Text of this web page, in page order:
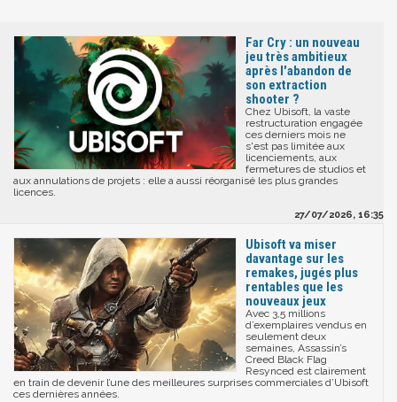
Far Cry : un nouveau
jeu très ambitieux
après l'abandon de
son extraction
shooter ?
Chez Ubisoft, la vaste
restructuration engagée
ces derniers mois ne
s'est pas limitée aux
licenciements, aux
fermetures de studios et
aux annulations de projets : elle a aussi réorganisé les plus grandes
licences.
27/07/2026, 16:35
Ubisoft va miser
davantage sur les
remakes, jugés plus
rentables que les
nouveaux jeux
Avec 3,5 millions
d’exemplaires vendus en
seulement deux
semaines, Assassin’s
Creed Black Flag
Resynced est clairement
en train de devenir l’une des meilleures surprises commerciales d’Ubisoft
ces dernières années.